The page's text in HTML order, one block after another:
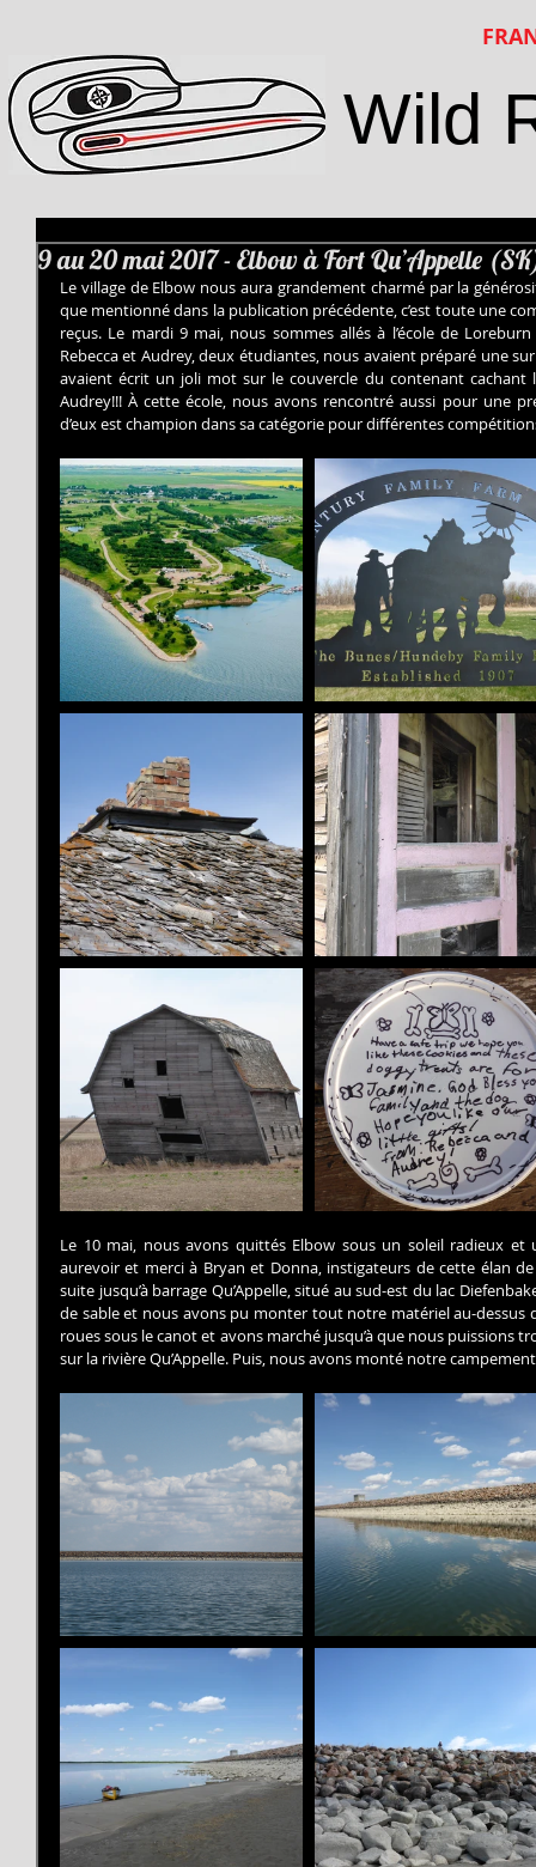
Wild
9 au 20 mai 2017 - Elbow à Fort Qu’Appelle
Le village de Elbow nous aura grandement charmé par la
que mentionné dans la publication précédente, c’est toute une
reçus. Le mardi 9 mai, nous sommes allés à l’école de
Rebecca et Audrey, deux étudiantes, nous avaient préparé une
avaient écrit un joli mot sur le couvercle du contenant cachant
Audrey!!! À cette école, nous avons rencontré aussi pour une
d’eux est champion dans sa catégorie pour différentes
Le 10 mai, nous avons quittés Elbow sous un soleil radieux
aurevoir et merci à Bryan et Donna, instigateurs de cette élan
suite jusqu’à barrage Qu’Appelle, situé au sud-est du lac
de sable et nous avons pu monter tout notre matériel au-dessus
roues sous le canot et avons marché jusqu’à que nous puissions
sur la rivière Qu’Appelle. Puis, nous avons monté notre